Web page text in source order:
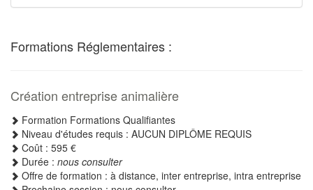
Formations Réglementaires :
Création entreprise animalière
Formation Formations Qualifiantes
Niveau d'études requis : AUCUN DIPLÔME REQUIS
Coût : 595 €
Durée : nous consulter
Offre de formation : à distance, inter entreprise, intra entreprise